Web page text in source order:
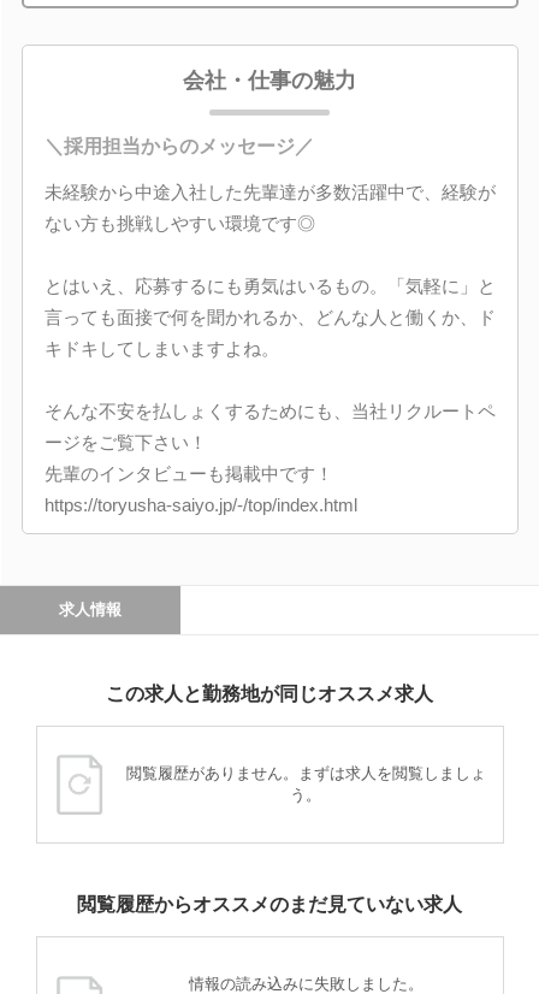
会社・仕事の魅力
＼採用担当からのメッセージ／
未経験から中途入社した先輩達が多数活躍中で、経験が
ない方も挑戦しやすい環境です◎
とはいえ、応募するにも勇気はいるもの。「気軽に」と
言っても面接で何を聞かれるか、どんな人と働くか、ド
キドキしてしまいますよね。
そんな不安を払しょくするためにも、当社リクルートペ
ージをご覧下さい！
先輩のインタビューも掲載中です！
https://toryusha-saiyo.jp/-/top/index.html
求人情報
この求人と勤務地が同じオススメ求人
閲覧履歴がありません。まずは求人を閲覧しましょ
う。
閲覧履歴からオススメのまだ見ていない求人
情報の読み込みに失敗しました。